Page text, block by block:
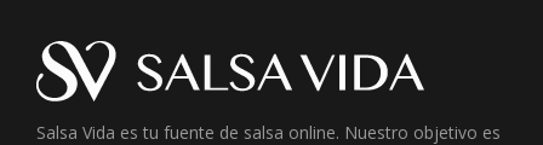
Salsa Vida es tu fuente de salsa online. Nuestro objetivo es